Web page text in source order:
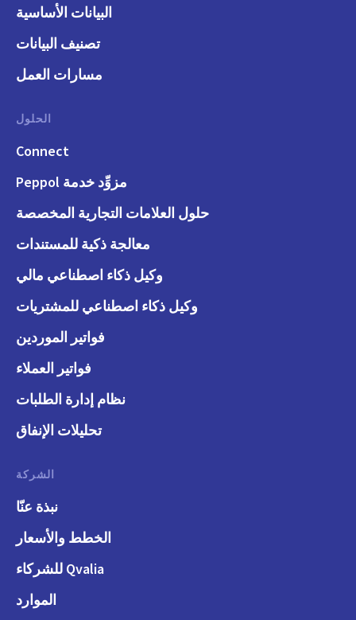
البيانات الأساسية
تصنيف البيانات
مسارات العمل
الحلول
Connect
مزوِّد خدمة Peppol
حلول العلامات التجارية المخصصة
معالجة ذكية للمستندات
وكيل ذكاء اصطناعي مالي
وكيل ذكاء اصطناعي للمشتريات
فواتير الموردين
فواتير العملاء
نظام إدارة الطلبات
تحليلات الإنفاق
الشركة
نبذة عنّا
الخطط والأسعار
Qvalia للشركاء
الموارد